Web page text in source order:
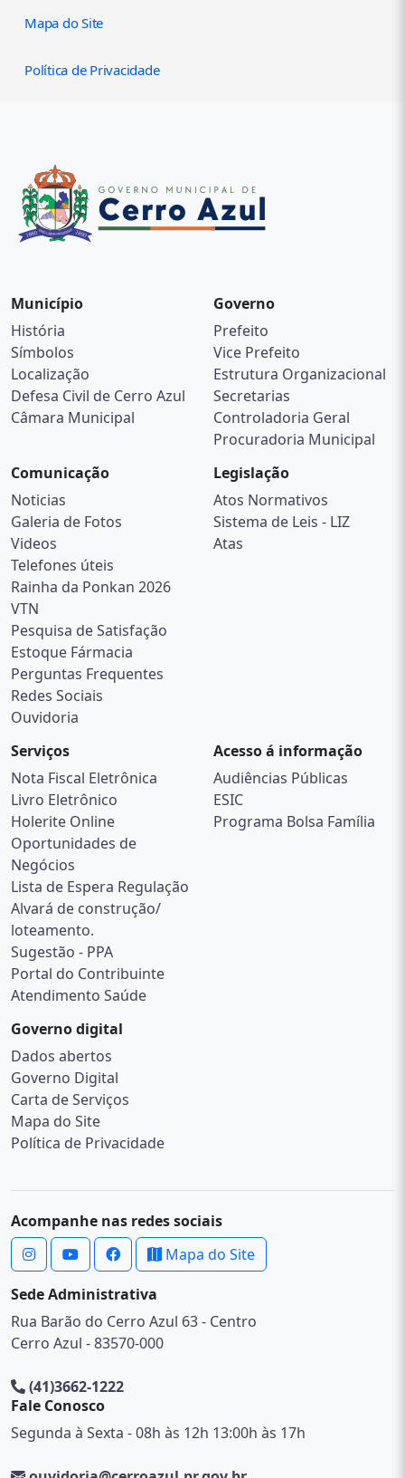
Mapa do Site
Política de Privacidade
Município
História
Símbolos
Localização
Defesa Civil de Cerro Azul
Câmara Municipal
Governo
Prefeito
Vice Prefeito
Estrutura Organizacional
Secretarias
Controladoria Geral
Procuradoria Municipal
Comunicação
Noticias
Galeria de Fotos
Videos
Telefones úteis
Rainha da Ponkan 2026
VTN
Pesquisa de Satisfação
Estoque Fármacia
Perguntas Frequentes
Redes Sociais
Ouvidoria
Legislação
Atos Normativos
Sistema de Leis - LIZ
Atas
Serviços
Nota Fiscal Eletrônica
Livro Eletrônico
Holerite Online
Oportunidades de
Negócios
Lista de Espera Regulação
Alvará de construção/
loteamento.
Sugestão - PPA
Portal do Contribuinte
Atendimento Saúde
Acesso á informação
Audiências Públicas
ESIC
Programa Bolsa Família
Governo digital
Dados abertos
Governo Digital
Carta de Serviços
Mapa do Site
Política de Privacidade
Acompanhe nas redes sociais
Mapa do Site
Sede Administrativa
Rua Barão do Cerro Azul 63 - Centro
Cerro Azul - 83570-000
(41)3662-1222
Fale Conosco
Segunda à Sexta - 08h às 12h 13:00h às 17h